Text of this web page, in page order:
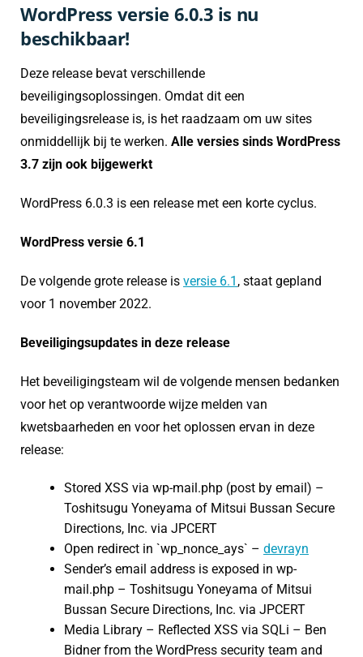
WordPress versie 6.0.3 is nu
beschikbaar!
Deze release bevat verschillende
beveiligingsoplossingen. Omdat dit een
beveiligingsrelease is, is het raadzaam om uw sites
onmiddellijk bij te werken. Alle versies sinds WordPress
3.7 zijn ook bijgewerkt
WordPress 6.0.3 is een release met een korte cyclus.
WordPress versie 6.1
De volgende grote release is versie 6.1 , staat gepland
voor 1 november 2022.
Beveiligingsupdates in deze release
Het beveiligingsteam wil de volgende mensen bedanken
voor het op verantwoorde wijze melden van
kwetsbaarheden en voor het oplossen ervan in deze
release:
Stored XSS via wp-mail.php (post by email) –
Toshitsugu Yoneyama of Mitsui Bussan Secure
Directions, Inc. via JPCERT
Open redirect in `wp_nonce_ays` – devrayn
Sender’s email address is exposed in wp-
mail.php – Toshitsugu Yoneyama of Mitsui
Bussan Secure Directions, Inc. via JPCERT
Media Library – Reflected XSS via SQLi – Ben
Bidner from the WordPress security team and